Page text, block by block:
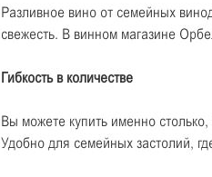
Разливное вино от семейных
свежесть. В винном магазине
Гибкость в количестве
Вы можете купить именно
Удобно для семейных застолий,